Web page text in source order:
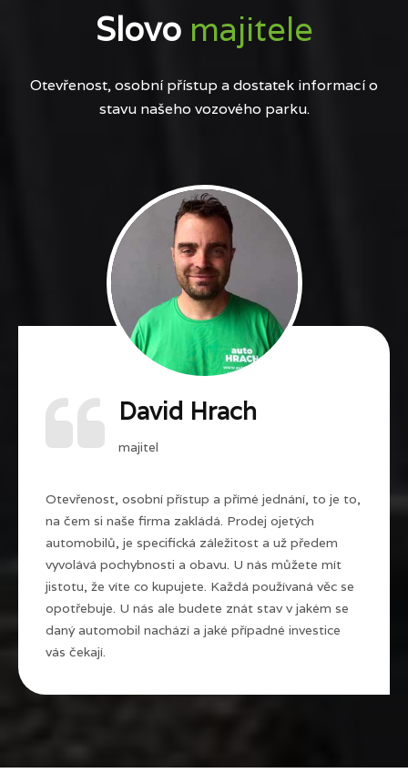
Slovo majitele
Otevřenost, osobní přístup a dostatek informací o
stavu našeho vozového parku.
David Hrach
majitel
Otevřenost, osobní přístup a přímé jednání, to je to,
na čem si naše firma zakládá. Prodej ojetých
automobilů, je specifická záležitost a už předem
vyvolává pochybnosti a obavu. U nás můžete mít
jistotu, že víte co kupujete. Každá používaná věc se
opotřebuje. U nás ale budete znát stav v jakém se
daný automobil nachází a jaké případné investice
vás čekají.